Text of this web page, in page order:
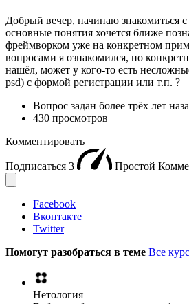
Добрый вечер, начинаю знакомиться с
основные понятия хочется ближе
фреймворком уже на конкретном
вопросами я ознакомился, но
нашёл, может у кого-то есть
psd) с формой регистрации или т.п. ?
Вопрос задан более трёх лет
430 просмотров
Комментировать
Подписаться 3 Простой
Facebook
Вконтакте
Twitter
Помогут разобраться в теме Все
Нетология